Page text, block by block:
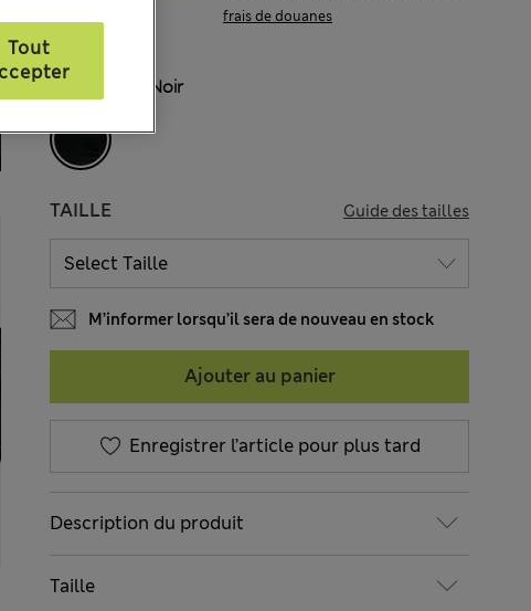
frais de douanes
Noir
TAILLE Guide des tailles
M’informer lorsqu’il sera de nouveau en stock
Ajouter au panier
Enregistrer l’article pour plus tard
Description du produit
Taille
Tout